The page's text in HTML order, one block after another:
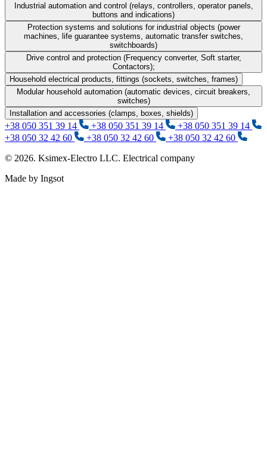
Industrial automation and control (relays, controllers, operator panels,
buttons and indications)
Protection systems and solutions for industrial objects (power
machines, life guarantee systems, automatic transfer switches,
switchboards)
Drive control and protection (Frequency converter, Soft starter,
Contactors);
Household electrical products, fittings (sockets, switches, frames)
Modular household automation (automatic devices, circuit breakers,
switches)
Installation and accessories (clamps, boxes, shields)
+38 050 351 39 14 +38 050 351 39 14
+38 050 351 39 14
+38 050 32 42 60
+38 050 32 42 60
+38 050 32 42 60
© 2026. Ksimex-Electro LLC. Electrical company
Made by Ingsot